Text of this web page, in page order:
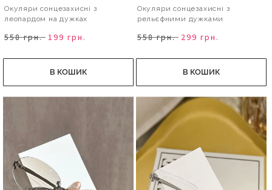
Окуляри сонцезахисні з
леопардом на дужках
558 грн. 199 грн.
В КОШИК
Окуляри сонцезахисні з
рельєфними дужками
558 грн. 299 грн.
В КОШИК